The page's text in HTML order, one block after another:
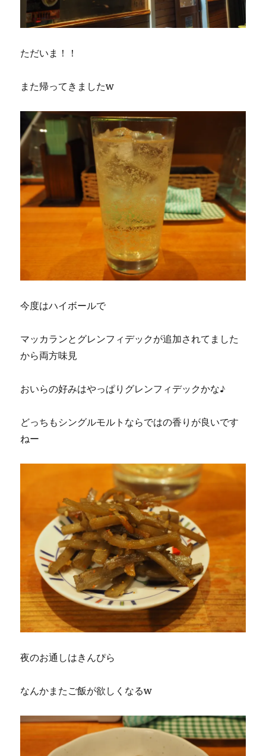
ただいま！！
また帰ってきましたw
今度はハイボールで
マッカランとグレンフィデックが追加されてました
から両方味見
おいらの好みはやっぱりグレンフィデックかな♪
どっちもシングルモルトならではの香りが良いです
ねー
夜のお通しはきんぴら
なんかまたご飯が欲しくなるw